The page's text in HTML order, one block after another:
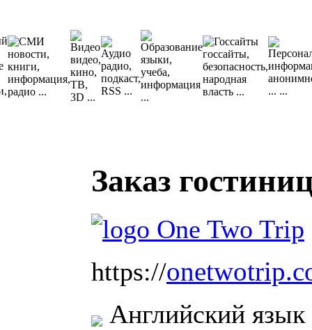
Заказ
https://
Английский язык